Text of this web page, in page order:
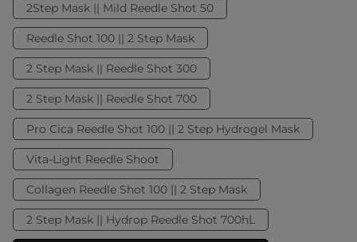
2Step Mask || Mild Reedle Shot 50
Reedle Shot 100 || 2 Step Mask
2 Step Mask || Reedle Shot 300
2 Step Mask || Reedle Shot 700
Pro Cica Reedle Shot 100 || 2 Step Hydrogel Mask
Vita-Light Reedle Shoot
Collagen Reedle Shot 100 || 2 Step Mask
2 Step Mask || Hydrop Reedle Shot 700hL